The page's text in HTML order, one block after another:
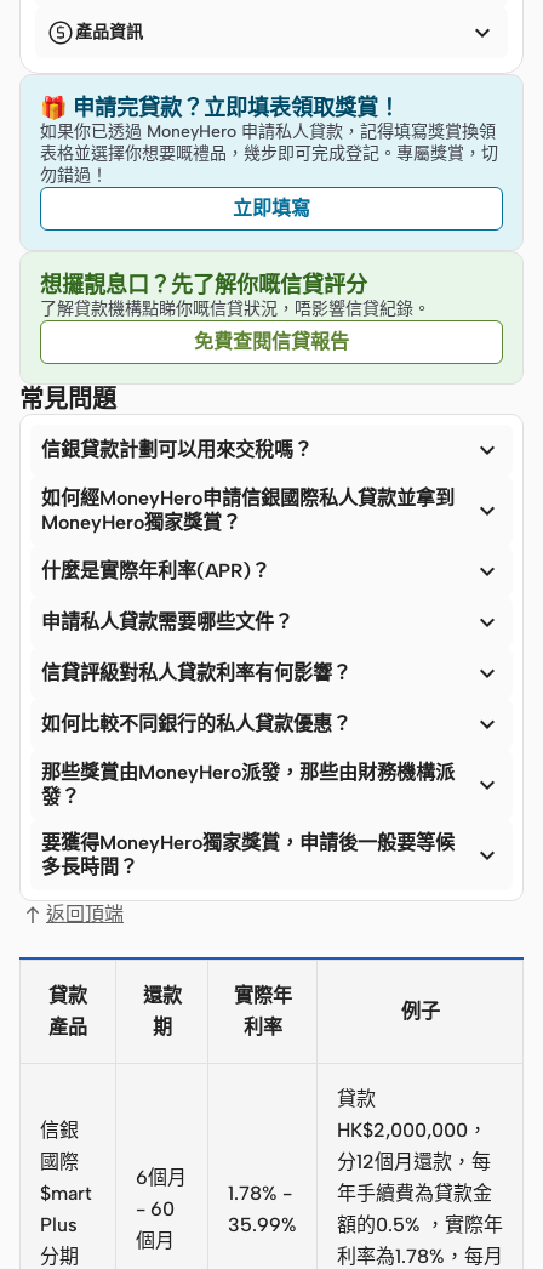
產品資訊 
🎁 申請完貸款？立即填表領取獎賞！
如果你已透過 MoneyHero 申請私人貸款，記得填寫獎賞換領
表格並選擇你想要嘅禮品，幾步即可完成登記。專屬獎賞，切
勿錯過！
立即填寫
想攞靚息口？先了解你嘅信貸評分
了解貸款機構點睇你嘅信貸狀況，唔影響信貸紀錄。
免費查閱信貸報告
常見問題
信銀貸款計劃可以用來交稅嗎？ 
如何經MoneyHero申請信銀國際私人貸款並拿到
MoneyHero獨家獎賞？

什麼是實際年利率(APR)？ 
申請私人貸款需要哪些文件？ 
信貸評級對私人貸款利率有何影響？ 
如何比較不同銀行的私人貸款優惠？ 
那些獎賞由MoneyHero派發，那些由財務機構派
發？

要獲得MoneyHero獨家獎賞，申請後一般要等候
多長時間？

返回頂端
貸款
產品
還款
期
實際年
利率
例子
信銀
國際
$mart
Plus
分期
6個月
- 60
個月
1.78% -
35.99%
貸款
HK$2,000,000，
分12個月還款，每
年手續費為貸款金
額的0.5% ，實際年
利率為1.78%，每月